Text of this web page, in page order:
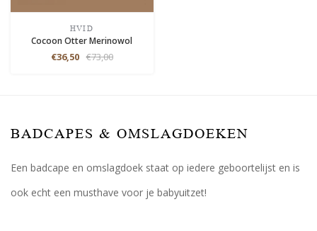
HVID
Cocoon Otter Merinowol
€36,50 €73,00
BADCAPES & OMSLAGDOEKEN
Een badcape en omslagdoek staat op iedere geboortelijst en is
ook echt een musthave voor je babyuitzet!